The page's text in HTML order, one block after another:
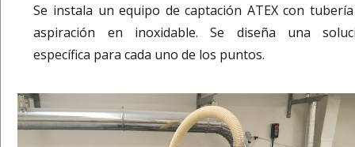
Se instala un equipo de captación ATEX con
aspiración en inoxidable. Se diseña una
específica para cada uno de los puntos.